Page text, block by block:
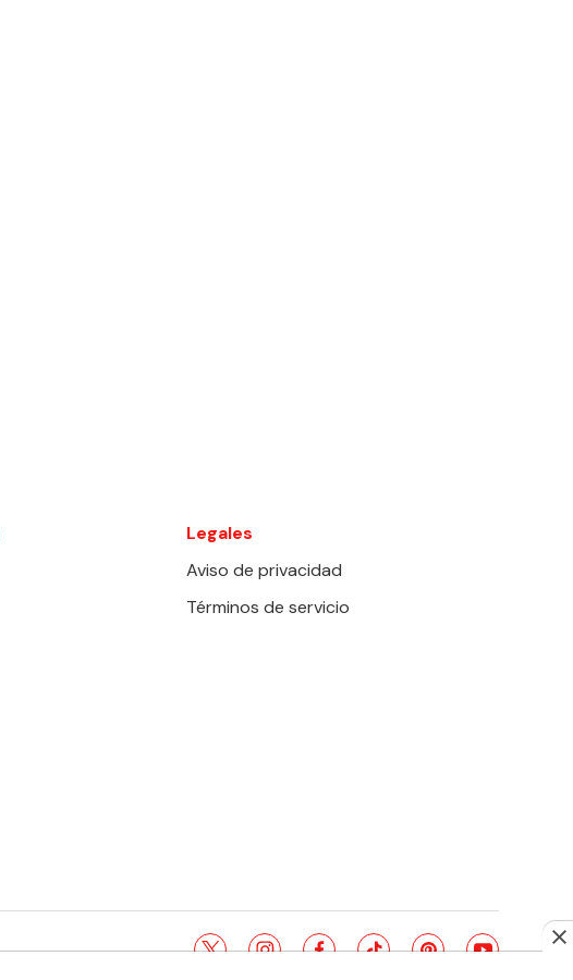
Legales
Aviso de privacidad
Términos de servicio
twitterinstagramfacebooktiktokpinterestyoutube